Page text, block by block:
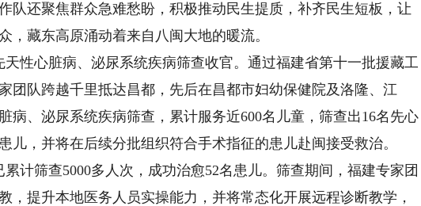
还聚焦群众急难愁盼，积极推动民生提质，补齐民生短板，让
，藏东高原涌动着来自八闽大地的暖流。
性心脏病、泌尿系统疾病筛查收官。通过福建省第十一批援藏工
团队跨越千里抵达昌都，先后在昌都市妇幼保健院及洛隆、江
病、泌尿系统疾病筛查，累计服务近600名儿童，筛查出16名先心
儿，并将在后续分批组织符合手术指征的患儿赴闽接受救治。
筛查5000多人次，成功治愈52名患儿。筛查期间，福建专家团
，提升本地医务人员实操能力，并将常态化开展远程诊断教学，